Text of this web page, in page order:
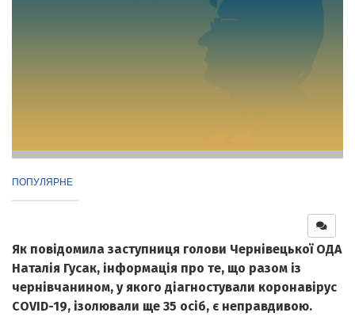
ПОПУЛЯРНЕ
Як повідомила заступниця голови Чернівецької ОДА
Наталія Гусак, інформація про те, що разом із
чернівчанином, у якого діагностували коронавірус
COVID-19, ізолювали ще 35 осіб, є неправдивою.